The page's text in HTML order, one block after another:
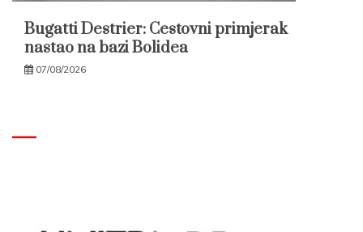
Bugatti Destrier: Cestovni primjerak
nastao na bazi Bolidea
07/08/2026